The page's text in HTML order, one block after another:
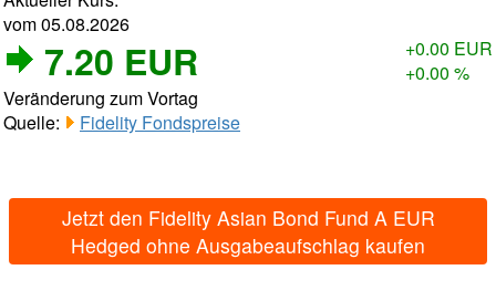
vom 05.08.2026
7.20 EUR
+0.00 EUR
+0.00 %
Veränderung zum Vortag
Quelle:
Fidelity Fondspreise
Jetzt den Fidelity Asian Bond Fund A EUR
Hedged ohne Ausgabeaufschlag kaufen